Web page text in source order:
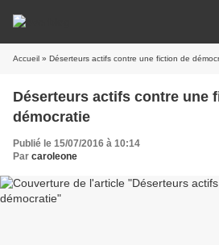
Accueil » Déserteurs actifs contre une fiction de
Déserteurs actifs contre une
démocratie
Publié le 15/07/2016 à 10:14
Par caroleone